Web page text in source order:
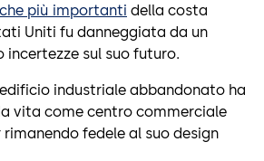
più importanti della costa
Uniti fu danneggiata da un
sul suo futuro.
industriale abbandonato ha
vita come centro commerciale
fedele al suo design